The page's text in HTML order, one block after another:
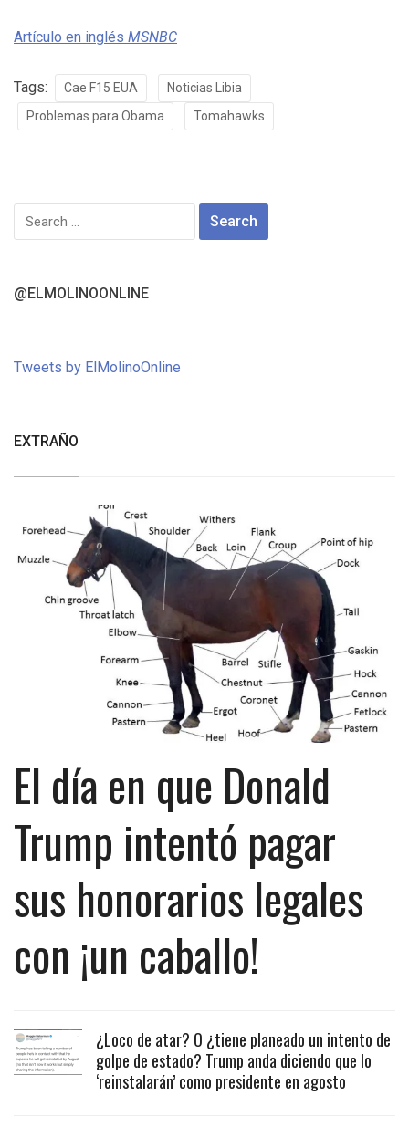
Artículo en inglés MSNBC
Tags: Cae F15 EUA
Noticias Libia
Problemas para Obama
Tomahawks
Search
for:
@ELMOLINOONLINE
Tweets by ElMolinoOnline
EXTRAÑO
El día en que Donald
Trump intentó pagar
sus honorarios legales
con ¡un caballo!
¿Loco de atar? O ¿tiene planeado un intento de
golpe de estado? Trump anda diciendo que lo
‘reinstalarán’ como presidente en agosto